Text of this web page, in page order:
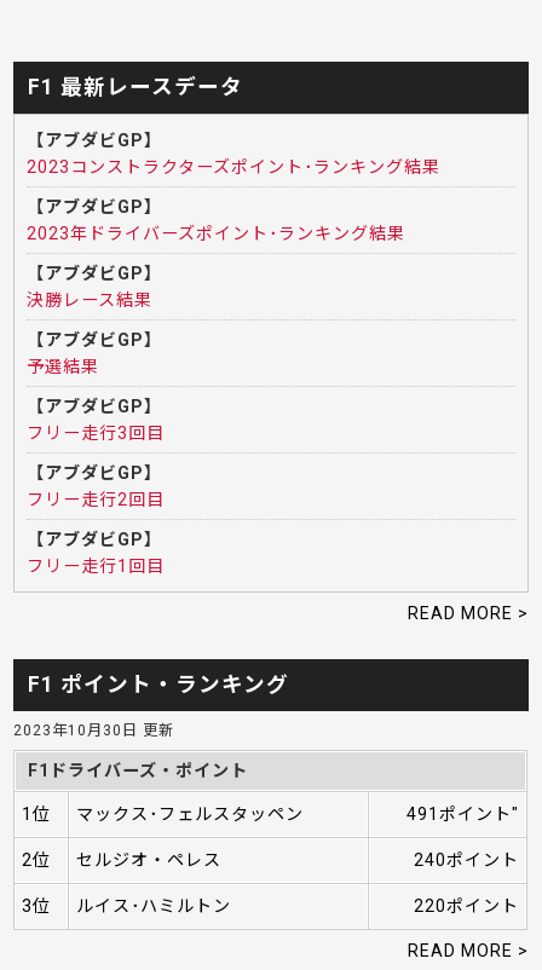
F1 最新レースデータ
【アブダビGP】
2023コンストラクターズポイント･ランキング結果
【アブダビGP】
2023年ドライバーズポイント･ランキング結果
【アブダビGP】
決勝レース結果
【アブダビGP】
予選結果
【アブダビGP】
フリー走行3回目
【アブダビGP】
フリー走行2回目
【アブダビGP】
フリー走行1回目
READ MORE >
F1 ポイント・ランキング
2023年10月30日 更新
F1ドライバーズ・ポイント
1位 マックス･フェルスタッペン 491ポイント"
2位 セルジオ・ペレス 240ポイント
3位 ルイス･ハミルトン 220ポイント
READ MORE >